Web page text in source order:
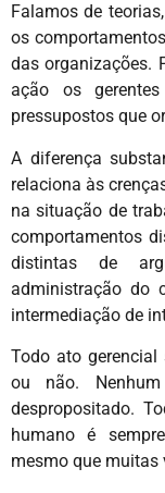
Falamos de
os
das organizações.
ação os
pressupostos que
A diferença
relaciona às
na situação de
comportamentos
distintas de
administração do
intermediação de
Todo ato
ou não.
despropositado.
humano é
mesmo que muitas